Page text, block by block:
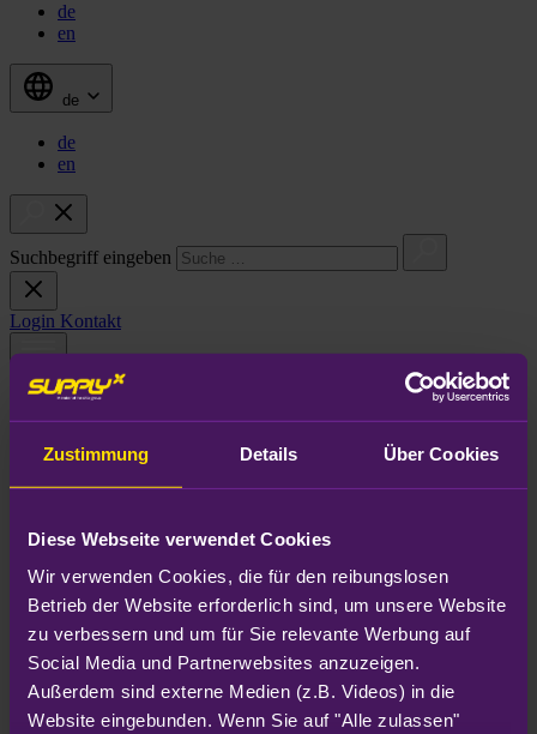
Zustimmung Details Über Cookies
Diese Webseite verwendet Cookies
Wir verwenden Cookies, die für den reibungslosen
Betrieb der Website erforderlich sind, um unsere Website
zu verbessern und um für Sie relevante Werbung auf
Social Media und Partnerwebsites anzuzeigen.
Außerdem sind externe Medien (z.B. Videos) in die
Website eingebunden. Wenn Sie auf "Alle zulassen"
de
en
de
de
en
Suchbegriff eingeben
Login Kontakt
Menu
Hinweisgebersystem
Wir gehen der Sache auf den Grund:
Unser Hinweisgebersystem
Gemeinsam stark gegen Compliance-Verstöße. Das
Hinweisgebersystem ist eines unserer Instrumente zur Meldung von
Verdachtsfällen bei SupplyX (SupplyX GmbH) und sorgt intern wie
extern für Aufklärung und Prävention. Als verantwortungsvolles
und verlässliches Unternehmen wollen wir uns jederzeit